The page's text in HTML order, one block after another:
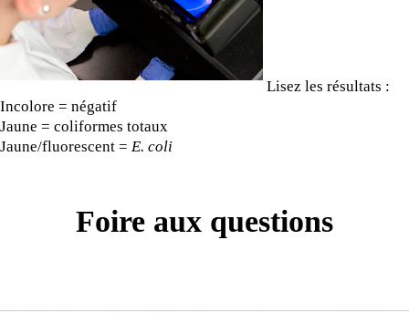
Lisez les résultats :
Incolore = négatif
Jaune = coliformes totaux
Jaune/fluorescent = E. coli
Foire aux questions